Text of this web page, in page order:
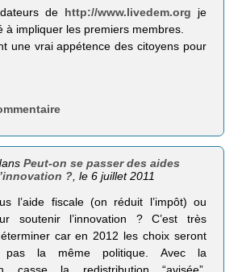
de http://www.livedem.org je
à impliquer les premiers membres.
une vrai appétence des citoyens pour
Peut-on se passer des aides
? , le 6 juillet 2011
l’aide fiscale (on réduit l’impôt) ou
soutenir l’innovation ? C’est très
car en 2012 les choix seront
pas la même politique. Avec la
casse la redistribution “avisée”.